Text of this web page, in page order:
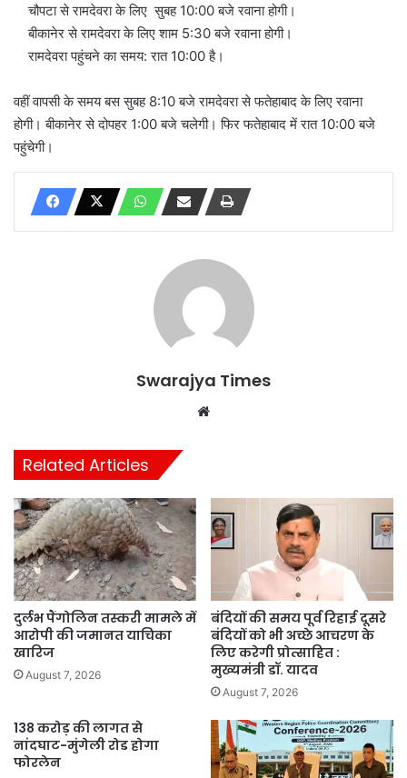
चौपटा से रामदेवरा के लिए सुबह 10:00 बजे रवाना होगी।
बीकानेर से रामदेवरा के लिए शाम 5:30 बजे रवाना होगी।
रामदेवरा पहुंचने का समय: रात 10:00 है।
वहीं वापसी के समय बस सुबह 8:10 बजे रामदेवरा से फतेहाबाद के लिए रवाना
होगी। बीकानेर से दोपहर 1:00 बजे चलेगी। फिर फतेहाबाद में रात 10:00 बजे
पहुंचेगी।
Swarajya Times
Related Articles
दुर्लभ पैंगोलिन तस्करी मामले में
आरोपी की जमानत याचिका
खारिज
August 7, 2026
बंदियों की समय पूर्व रिहाई दूसरे
बंदियों को भी अच्छे आचरण के
लिए करेगी प्रोत्साहित :
मुख्यमंत्री डॉ. यादव
August 7, 2026
138 करोड़ की लागत से
नांदघाट-मुंगेली रोड होगा
फोरलेन